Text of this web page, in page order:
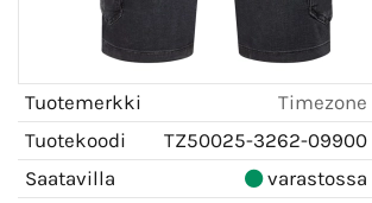
Tuotemerkki
Timezone
Tuotekoodi
TZ50025-3262-09900
Saatavilla
varastossa